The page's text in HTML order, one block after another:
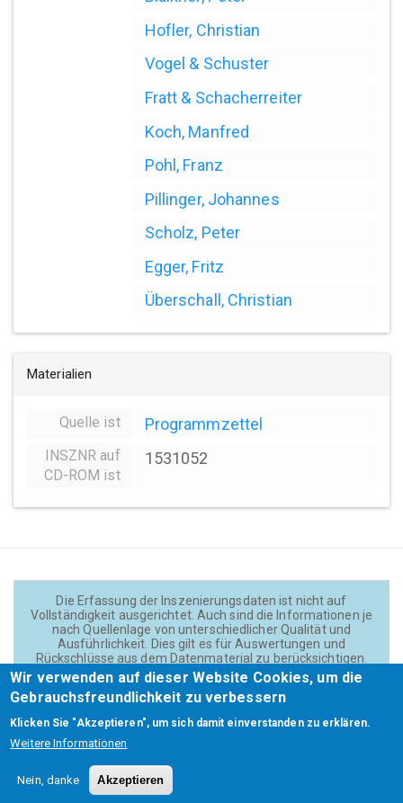
Hofler, Christian
Vogel & Schuster
Fratt & Schacherreiter
Koch, Manfred
Pohl, Franz
Pillinger, Johannes
Scholz, Peter
Egger, Fritz
Überschall, Christian
Materialien
Quelle ist Programmzettel
INSZNR auf
CD-ROM ist
1531052
Die Erfassung der Inszenierungsdaten ist nicht auf
Vollständigkeit ausgerichtet. Auch sind die Informationen je
nach Quellenlage von unterschiedlicher Qualität und
Ausführlichkeit. Dies gilt es für Auswertungen und
Rückschlüsse aus dem Datenmaterial zu berücksichtigen.
Daten und Texte auf der Website sind - wenn nicht anders
angegeben - lizensiert unterCC BY 4.0(Creator:
Theadok.at).
Footer
Wir verwenden auf dieser Website Cookies, um die
Gebrauchsfreundlichkeit zu verbessern
Klicken Sie "Akzeptieren", um sich damit einverstanden zu erklären.
Weitere Informationen
Nein, danke Akzeptieren